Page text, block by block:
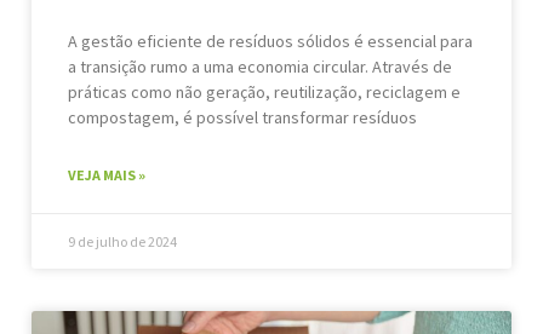
A gestão eficiente de resíduos sólidos é essencial para
a transição rumo a uma economia circular. Através de
práticas como não geração, reutilização, reciclagem e
compostagem, é possível transformar resíduos
VEJA MAIS »
9 de julho de 2024